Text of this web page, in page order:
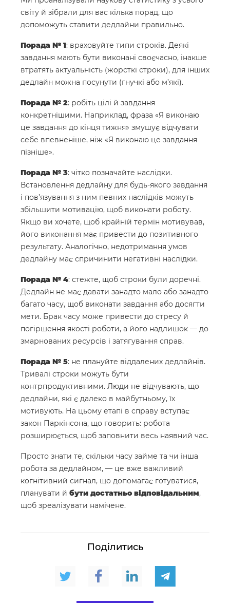
світу й зібрали для вас кілька порад, що
допоможуть ставити дедлайни правильно.
Порада № 1: враховуйте типи строків. Деякі
завдання мають бути виконані своєчасно, інакше
втратять актуальність (жорсткі строки), для інших
дедлайн можна посунути (гнучкі або м’які).
Порада № 2: робіть цілі й завдання
конкретнішими. Наприклад, фраза «Я виконаю
це завдання до кінця тижня» змушує відчувати
себе впевненіше, ніж «Я виконаю це завдання
пізніше».
Порада № 3: чітко позначайте наслідки.
Встановлення дедлайну для будь-якого завдання
і пов’язування з ним певних наслідків можуть
збільшити мотивацію, щоб виконати роботу.
Якщо ви хочете, щоб крайній термін мотивував,
його виконання має привести до позитивного
результату. Аналогічно, недотримання умов
дедлайну має спричинити негативні наслідки.
Порада № 4: стежте, щоб строки були доречні.
Дедлайн не має давати занадто мало або занадто
багато часу, щоб виконати завдання або досягти
мети. Брак часу може привести до стресу й
погіршення якості роботи, а його надлишок — до
змарнованих ресурсів і затягування справ.
Порада № 5: не плануйте віддалених дедлайнів.
Тривалі строки можуть бути
контрпродуктивними. Люди не відчувають, що
дедлайни, які є далеко в майбутньому, їх
мотивують. На цьому етапі в справу вступає
закон Паркінсона, що говорить: робота
розширюється, щоб заповнити весь наявний час.
Просто знати те, скільки часу займе та чи інша
робота за дедлайном, — це вже важливий
когнітивний сигнал, що допомагає готуватися,
планувати й бути достатньо відповідальним,
щоб зреалізувати намічене.
Поділитись